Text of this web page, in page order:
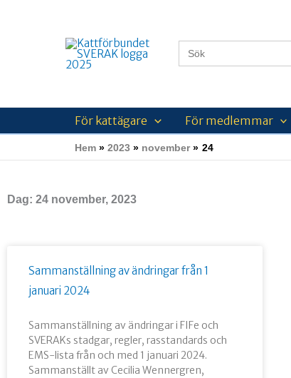
Sök
efter:
För kattägare För medlemmar
Hem 2023 november 24
Dag: 24 november, 2023
Sammanställning av ändringar från 1
januari 2024
Sammanställning av ändringar i FIFe och
SVERAKs stadgar, regler, rasstandards och
EMS-lista från och med 1 januari 2024.
Sammanställt av Cecilia Wennergren,